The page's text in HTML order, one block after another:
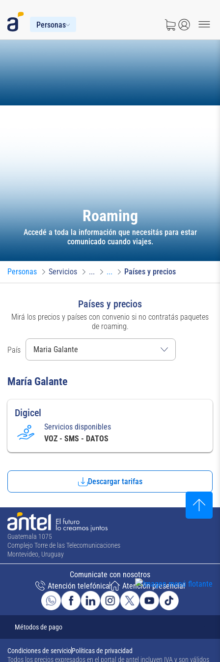
Personas
Roaming
Accedé a toda la información que necesitás para estar
comunicado cuando viajes.
Personas Servicios ... ... Países y precios
Países y precios
Mirá los precios y países con convenio si no contratás paquetes
de roaming.
País
María Galante
Digicel
Servicios disponibles
VOZ - SMS - DATOS
Descargar tarifas
Guatemala 1075
Complejo Torre de las Telecomunicaciones
Montevideo, Uruguay
Comunicate con nosotros
Atención telefónica
Atención presencial
Métodos de pago
Todos los precios expresados en el portal de antel incluyen IVA y son válidos
Condiciones de servicioPolíticas de privacidad